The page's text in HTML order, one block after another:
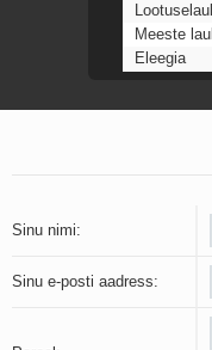
Lootuselaul
Meeste laul
Eleegia
Ahtumine
Mu
Ih-ih-hii ja
Laul
Sinu nimi:
Sinu e-posti aadress: